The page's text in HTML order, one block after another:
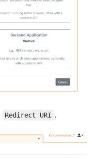
Redirect URI .